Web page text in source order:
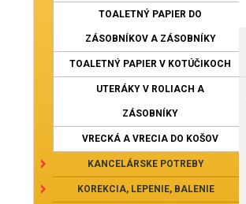
TOALETNÝ PAPIER DO
ZÁSOBNÍKOV A ZÁSOBNÍKY
TOALETNÝ PAPIER V KOTÚČIKOCH
UTERÁKY V ROLIACH A
ZÁSOBNÍKY
VRECKÁ A VRECIA DO KOŠOV
KANCELÁRSKE POTREBY
KOREKCIA, LEPENIE, BALENIE